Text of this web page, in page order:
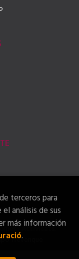
i Activitats.
Trevenque
terceros para
análisis de sus
más información
.